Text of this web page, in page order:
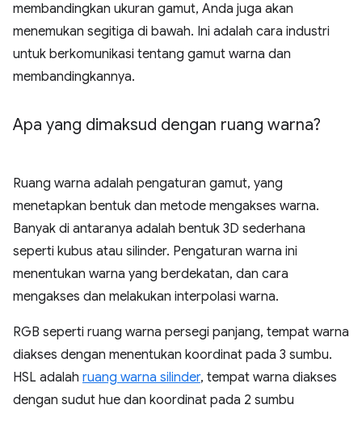
membandingkan ukuran gamut, Anda juga akan
menemukan segitiga di bawah. Ini adalah cara industri
untuk berkomunikasi tentang gamut warna dan
membandingkannya.
Apa yang dimaksud dengan ruang warna?
Ruang warna adalah pengaturan gamut, yang
menetapkan bentuk dan metode mengakses warna.
Banyak di antaranya adalah bentuk 3D sederhana
seperti kubus atau silinder. Pengaturan warna ini
menentukan warna yang berdekatan, dan cara
mengakses dan melakukan interpolasi warna.
RGB seperti ruang warna persegi panjang, tempat warna
diakses dengan menentukan koordinat pada 3 sumbu.
HSL adalah ruang warna silinder, tempat warna diakses
dengan sudut hue dan koordinat pada 2 sumbu